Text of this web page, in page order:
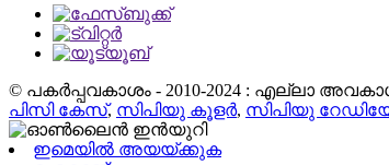
© പകർപ്പവകാശം - 2010-2024 : എല്ലാ
പിസി കേസ്, സിപിയു കൂളർ, സിപിയു
ഇമെയിൽ അയയ്ക്കുക